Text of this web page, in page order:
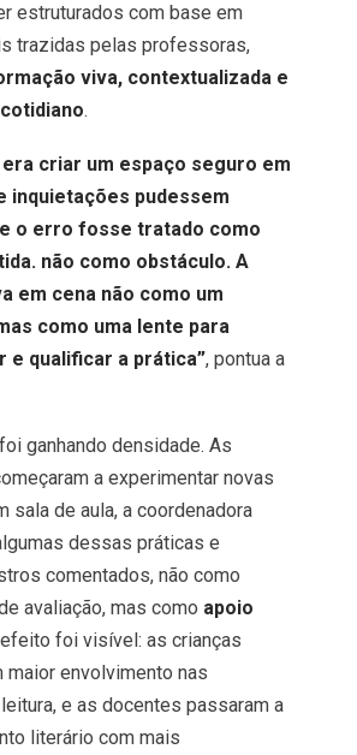
estruturados com base em
trazidas pelas professoras,
viva, contextualizada e
.
era criar um espaço seguro em
inquietações pudessem
o erro fosse tratado como
não como obstáculo. A
em cena não como um
como uma lente para
e qualificar a prática”, pontua a
ganhando densidade. As
a experimentar novas
sala de aula, a coordenadora
dessas práticas e
comentados, não como
avaliação, mas como apoio
efeito foi visível: as crianças
maior envolvimento nas
e as docentes passaram a
literário com mais